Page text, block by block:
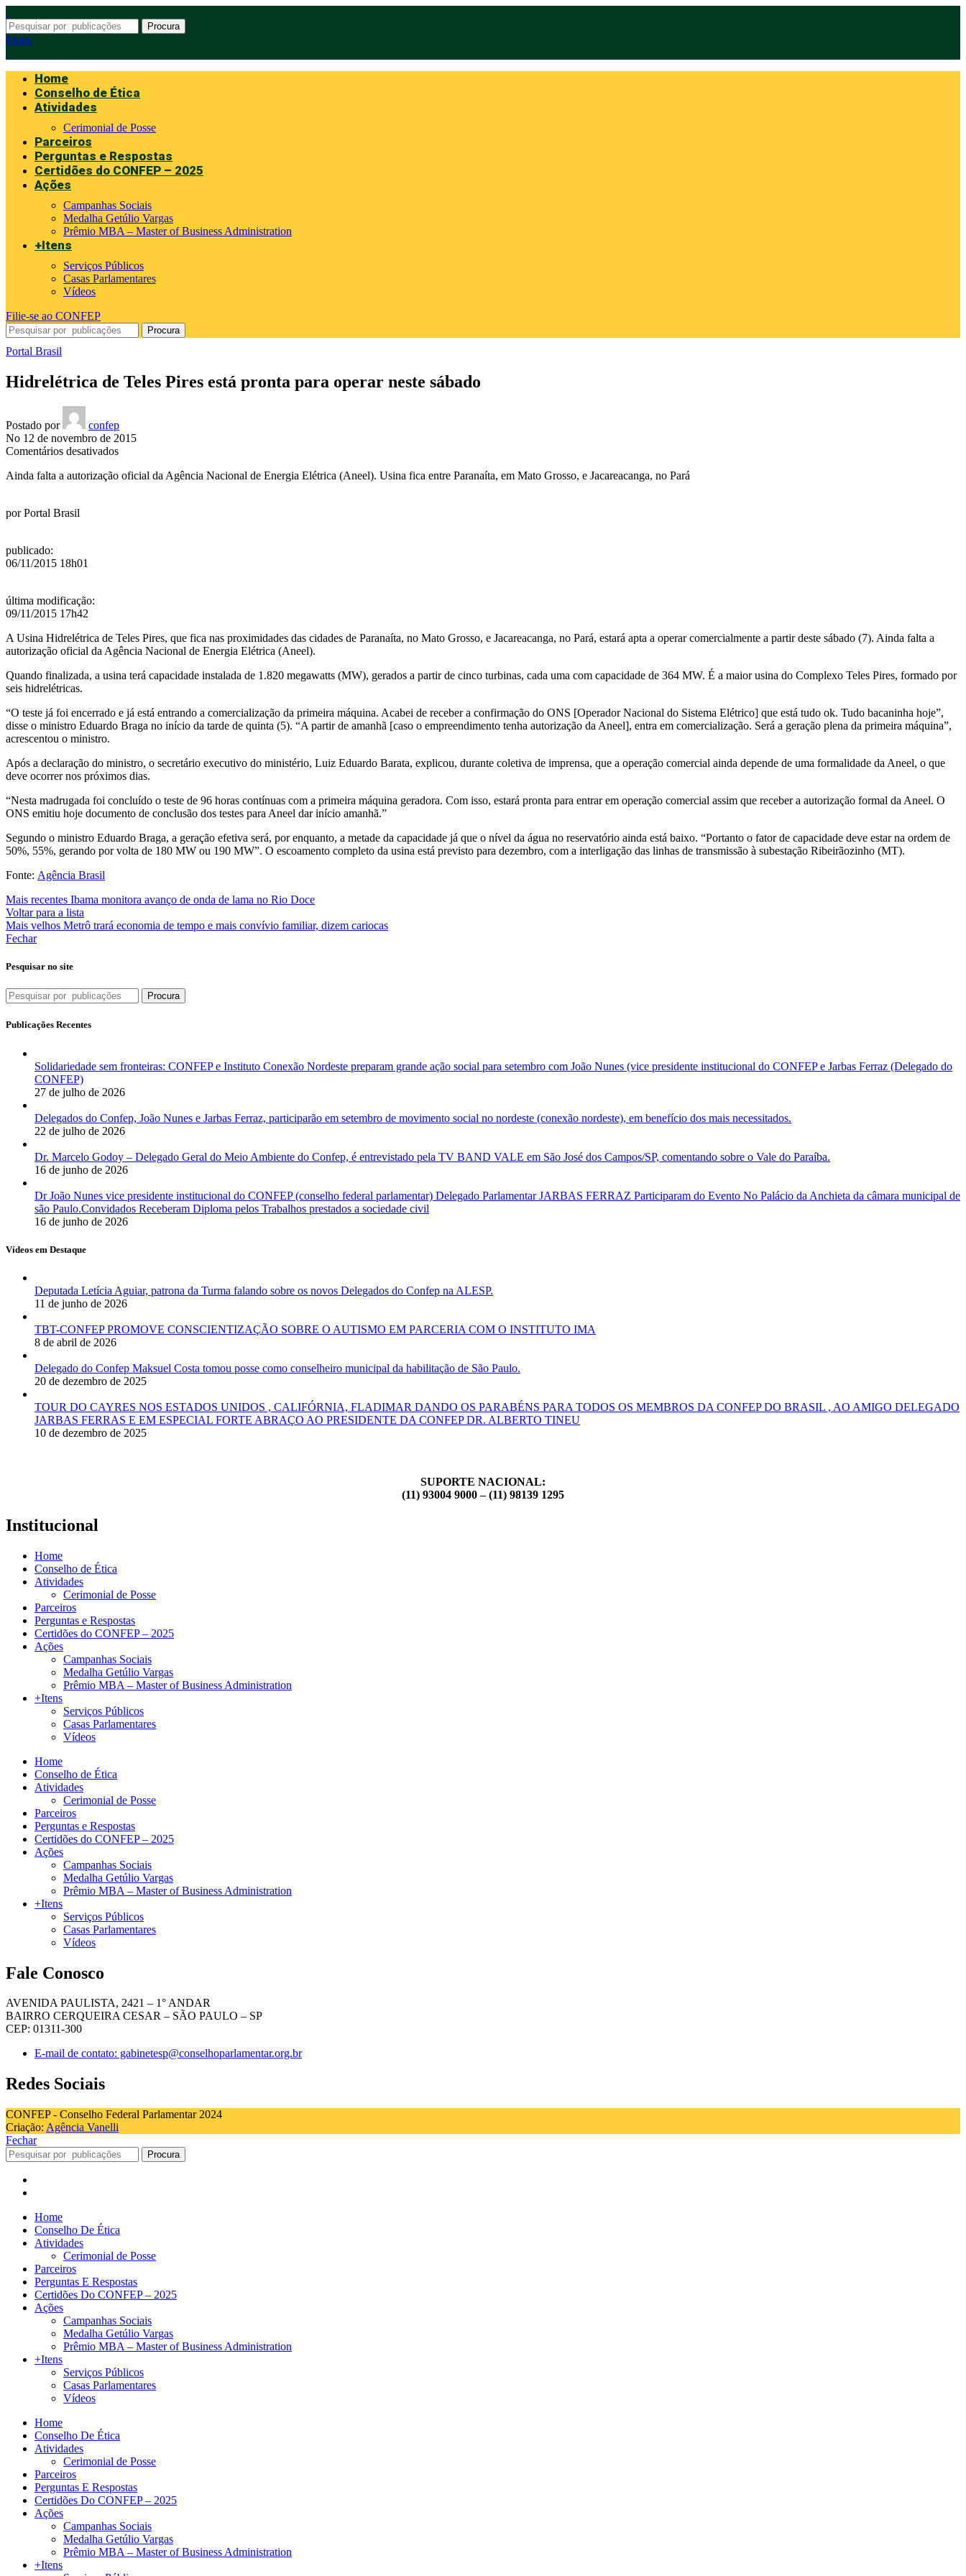
Procura
Menu
Home
Conselho de Ética
Atividades
Cerimonial de Posse
Parceiros
Perguntas e Respostas
Certidões do CONFEP – 2025
Ações
Campanhas Sociais
Medalha Getúlio Vargas
Prêmio MBA – Master of Business Administration
+Itens
Serviços Públicos
Casas Parlamentares
Vídeos
Filie-se ao CONFEP
Procura
Portal Brasil
Hidrelétrica de Teles Pires está pronta para operar neste sábado
Postado por
confep
No 12 de novembro de 2015
Comentários desativadosem
de
Ainda falta a autorização oficial da Agência Nacional de Energia Elétrica (Aneel). Usina fica entre Paranaíta, em Mato Grosso, e Jacareacanga, no Pará
porPortal Brasil
publicado:
06/11/2015 18h01
última modificação:
09/11/2015 17h42
A Usina Hidrelétrica de Teles Pires, que fica nas proximidades das cidades de Paranaíta, no Mato Grosso, e Jacareacanga, no Pará, estará apta a operar comercialmente a partir deste sábado (7). Ainda falta a
autorização oficial da Agência Nacional de Energia Elétrica (Aneel).
Quando finalizada, a usina terá capacidade instalada de 1.820 megawatts (MW), gerados a partir de cinco turbinas, cada uma com capacidade de 364 MW. É a maior usina do Complexo Teles Pires, formado por
seis hidrelétricas.
“O teste já foi encerrado e já está entrando a comercialização da primeira máquina. Acabei de receber a confirmação do ONS [Operador Nacional do Sistema Elétrico] que está tudo ok. Tudo bacaninha hoje”,
disse o ministro Eduardo Braga no início da tarde de quinta (5). “A partir de amanhã [caso o empreendimento tenha autorização da Aneel], entra em comercialização. Será a geração plena da primeira máquina”,
acrescentou o ministro.
Após a declaração do ministro, o secretário executivo do ministério, Luiz Eduardo Barata, explicou, durante coletiva de imprensa, que a operação comercial ainda depende de uma formalidade da Aneel, o que
deve ocorrer nos próximos dias.
“Nesta madrugada foi concluído o teste de 96 horas contínuas com a primeira máquina geradora. Com isso, estará pronta para entrar em operação comercial assim que receber a autorização formal da Aneel. O
ONS emitiu hoje documento de conclusão dos testes para Aneel dar início amanhã.”
Segundo o ministro Eduardo Braga, a geração efetiva será, por enquanto, a metade da capacidade já que o nível da água no reservatório ainda está baixo. “Portanto o fator de capacidade deve estar na ordem de
50%, 55%, gerando por volta de 180 MW ou 190 MW”. O escoamento completo da usina está previsto para dezembro, com a interligação das linhas de transmissão à subestação Ribeirãozinho (MT).
Fonte: Agência Brasil
Mais recentes Ibama monitora avanço de onda de lama no Rio Doce
Voltar para a lista
Mais velhos Metrô trará economia de tempo e mais convívio familiar, dizem cariocas
Fechar
Pesquisar no site
Procura
Publicações Recentes
Solidariedade sem fronteiras: CONFEP e Instituto Conexão Nordeste preparam grande ação social para setembro com João Nunes (vice presidente institucional do CONFEP e Jarbas Ferraz (Delegado do
CONFEP)
27 de julho de 2026
Delegados do Confep, João Nunes e Jarbas Ferraz, participarão em setembro de movimento social no nordeste (conexão nordeste), em benefício dos mais necessitados.
22 de julho de 2026
Dr. Marcelo Godoy – Delegado Geral do Meio Ambiente do Confep, é entrevistado pela TV BAND VALE em São José dos Campos/SP, comentando sobre o Vale do Paraíba.
16 de junho de 2026
Dr João Nunes vice presidente institucional do CONFEP (conselho federal parlamentar) Delegado Parlamentar JARBAS FERRAZ Participaram do Evento No Palácio da Anchieta da câmara municipal de
são Paulo.Convidados Receberam Diploma pelos Trabalhos prestados a sociedade civil
16 de junho de 2026
Vídeos em Destaque
Deputada Letícia Aguiar, patrona da Turma falando sobre os novos Delegados do Confep na ALESP.
11 de junho de 2026
TBT-CONFEP PROMOVE CONSCIENTIZAÇÃO SOBRE O AUTISMO EM PARCERIA COM O INSTITUTO IMA
8 de abril de 2026
Delegado do Confep Maksuel Costa tomou posse como conselheiro municipal da habilitação de São Paulo.
20 de dezembro de 2025
TOUR DO CAYRES NOS ESTADOS UNIDOS , CALIFÓRNIA, FLADIMAR DANDO OS PARABÉNS PARA TODOS OS MEMBROS DA CONFEP DO BRASIL , AO AMIGO DELEGADO
JARBAS FERRAS E EM ESPECIAL FORTE ABRAÇO AO PRESIDENTE DA CONFEP DR. ALBERTO TINEU
10 de dezembro de 2025
SUPORTE NACIONAL:
(11) 93004 9000 – (11) 98139 1295
Institucional
Home
Conselho de Ética
Atividades
Cerimonial de Posse
Parceiros
Perguntas e Respostas
Certidões do CONFEP – 2025
Ações
Campanhas Sociais
Medalha Getúlio Vargas
Prêmio MBA – Master of Business Administration
+Itens
Serviços Públicos
Casas Parlamentares
Vídeos
Home
Conselho de Ética
Atividades
Cerimonial de Posse
Parceiros
Perguntas e Respostas
Certidões do CONFEP – 2025
Ações
Campanhas Sociais
Medalha Getúlio Vargas
Prêmio MBA – Master of Business Administration
+Itens
Serviços Públicos
Casas Parlamentares
Vídeos
Fale Conosco
AVENIDA PAULISTA, 2421 – 1° ANDAR
BAIRRO CERQUEIRA CESAR – SÃO PAULO – SP
CEP: 01311-300
E-mail de contato: gabinetesp@conselhoparlamentar.org.br
Redes Sociais
CONFEP - Conselho Federal Parlamentar 2024
Criação: Agência Vanelli
Fechar
Procura
Home
Conselho De Ética
Atividades
Cerimonial de Posse
Parceiros
Perguntas E Respostas
Certidões Do CONFEP – 2025
Ações
Campanhas Sociais
Medalha Getúlio Vargas
Prêmio MBA – Master of Business Administration
+Itens
Serviços Públicos
Casas Parlamentares
Vídeos
Home
Conselho De Ética
Atividades
Cerimonial de Posse
Parceiros
Perguntas E Respostas
Certidões Do CONFEP – 2025
Ações
Campanhas Sociais
Medalha Getúlio Vargas
Prêmio MBA – Master of Business Administration
+Itens